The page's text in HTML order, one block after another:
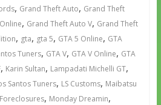
, Grand Theft Auto, Grand Theft
, Grand Theft Auto V, Grand Theft
, gta, gta 5, GTA 5 Online, GTA
Tuners, GTA V, GTA V Online, GTA
, Karin Sultan, Lampadati Michelli GT,
Santos Tuners, LS Customs, Maibatsu
, Monday Dreamin,